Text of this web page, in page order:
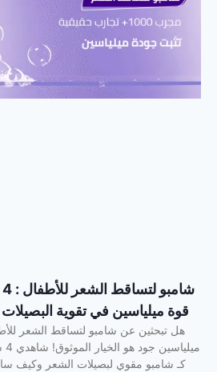
قوة ميلياسين في تقوية
هل تبحثين عن شامبو لتساقط الشعر
كـ شامبو مقوي لبصيلات الشعر وكيف